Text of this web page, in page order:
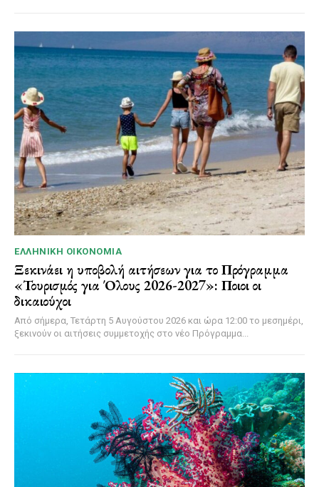
ΕΛΛΗΝΙΚΉ ΟΙΚΟΝΟΜΊΑ
Ξεκινάει η υποβολή αιτήσεων για το Πρόγραμμα
«Τουρισμός για Όλους 2026-2027»: Ποιοι οι
δικαιούχοι
Από σήμερα, Τετάρτη 5 Αυγούστου 2026 και ώρα 12:00 το μεσημέρι,
ξεκινούν οι αιτήσεις συμμετοχής στο νέο Πρόγραμμα...